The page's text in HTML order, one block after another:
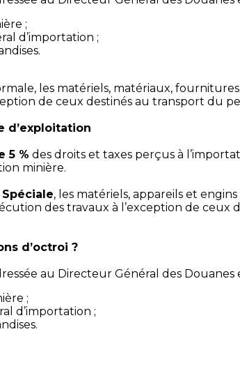
;
d’importation ;
les matériels, matériaux,
de ceux destinés au transport du
d’exploitation
5 % des droits et taxes perçus à
minière.
, les matériels, appareils et
des travaux à l’exception de
d’octroi ?
au Directeur Général des
;
d’importation ;